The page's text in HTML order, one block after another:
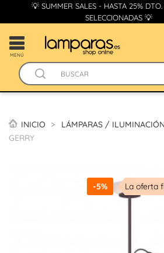
💡 SUMMER SALES - HASTA 25%
SELECCIONADAS 💡
MENÚ
INICIO LÁMPARAS / ILUMINACIÓN
GERRY
-5% La oferta